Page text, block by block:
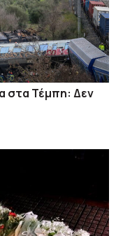
στα Τέμπη: Δεν